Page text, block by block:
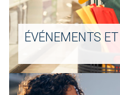
ÉVÉNEMENTS